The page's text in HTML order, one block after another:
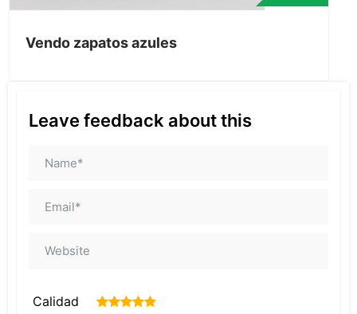
Vendo zapatos azules
Leave feedback about this
Calidad 5
4
3
2